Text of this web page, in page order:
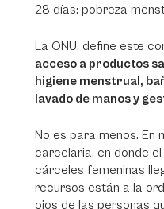
28 días: pobreza
La ONU, define este
acceso a productos
higiene menstrual,
lavado de manos y
No es para menos. En
carcelaria, en donde
cárceles femeninas
recursos están a la
ojos de las personas